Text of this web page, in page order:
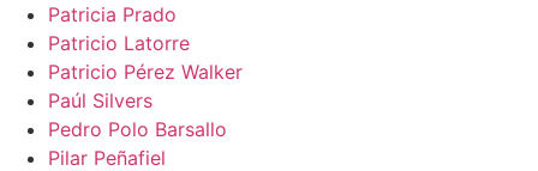
Patricia Prado
Patricio Latorre
Patricio Pérez Walker
Paúl Silvers
Pedro Polo Barsallo
Pilar Peñafiel